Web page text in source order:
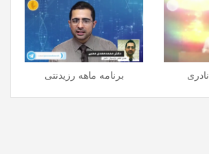
برنامه ماهه رزیدنتی